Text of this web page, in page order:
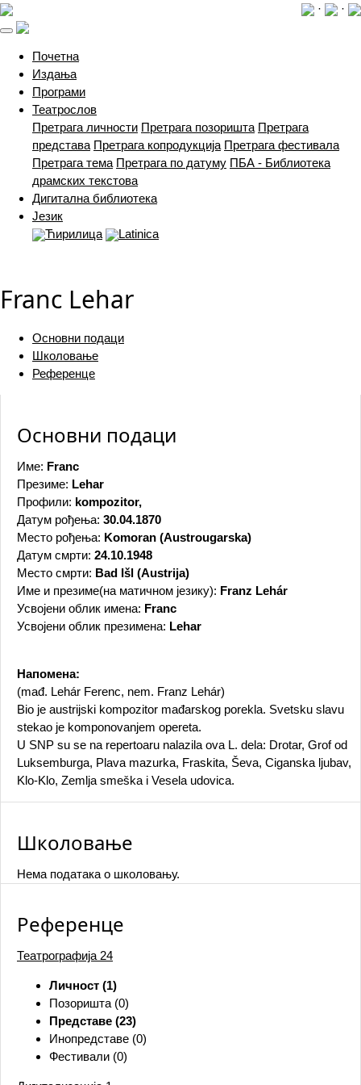
· ·
Почетна(current)
Издања
Програми
Театрослов
Претрага личности Претрага позоришта Претрага
представа Претрага копродукција Претрага фестивала
Претрага тема Претрага по датуму ПБА - Библиотека
драмских текстова
Дигитална библиотека
Језик
Ћирилица
Latinica
Franc Lehar
Основни подаци
Школовање
Референце
Основни подаци
Име: Franc
Презиме: Lehar
Профили: kompozitor,
Датум рођења: 30.04.1870
Место рођења: Komoran (Austrougarska)
Датум смрти: 24.10.1948
Место смрти: Bad Išl (Austrija)
Име и презиме(на матичном језику): Franz Lehár
Усвојени облик имена: Franc
Усвојени облик презимена: Lehar
Напомена:
(mađ. Lehár Ferenc, nem. Franz Lehár)
Bio je austrijski kompozitor mađarskog porekla. Svetsku slavu
stekao je komponovanjem opereta.
U SNP su se na repertoaru nalazila ova L. dela: Drotar, Grof od
Luksemburga, Plava mazurka, Fraskita, Ševa, Ciganska ljubav,
Klo-Klo, Zemlja smeška i Vesela udovica.
Школовање
Нема података о школовању.
Референце
Театрографија 24
Личност (1)
Позоришта (0)
Представе (23)
Инопредставе (0)
Фестивали (0)